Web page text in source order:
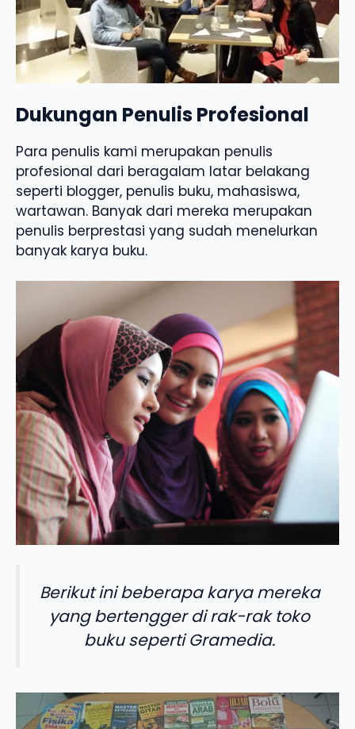
Dukungan Penulis Profesional
Para penulis kami merupakan penulis
profesional dari beragalam latar belakang
seperti blogger, penulis buku, mahasiswa,
wartawan. Banyak dari mereka merupakan
penulis berprestasi yang sudah menelurkan
banyak karya buku.
Berikut ini beberapa karya mereka
yang bertengger di rak-rak toko
buku seperti Gramedia.